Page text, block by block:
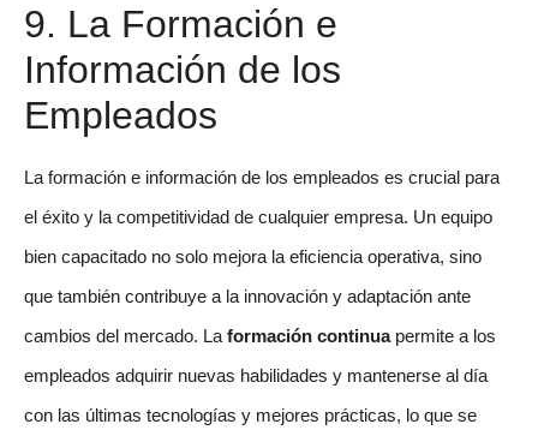
9. La Formación e
Información de los
Empleados
La formación e información de los empleados es crucial para
el éxito y la competitividad de cualquier empresa. Un equipo
bien capacitado no solo mejora la eficiencia operativa, sino
que también contribuye a la innovación y adaptación ante
cambios del mercado. La formación continuapermite a los
empleados adquirir nuevas habilidades y mantenerse al día
con las últimas tecnologías y mejores prácticas, lo que se